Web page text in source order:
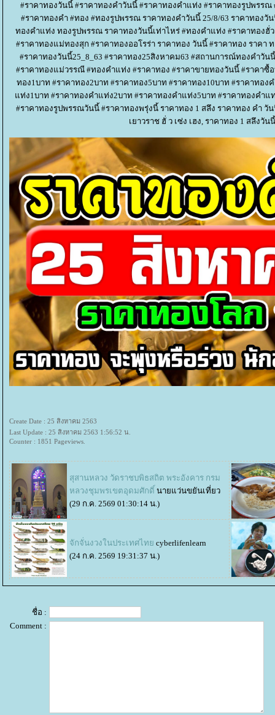
#ราคาทองวันนี้ #ราคาทองคำวันนี้ #ราคาทองคำแท่ง #ราคาทองรูปพรร
#ราคาทองคำ #ทอง #ทองรูปพรรณ ราคาทองคำวันนี้ 25/8/63 ราคาทองวั
ทองคำแท่ง ทองรูปพรรณ ราคาทองวันนี้เท่าไหร่ #ทองคำแท่ง #ราคาทองฮั่
#ราคาทองแม่ทองสุก #ราคาทองออโรร่า ราคาทอง วันนี้ #ราคาทอง ราคา
#ราคาทองวันนี้25_8_63 #ราคาทอง25สิงหาคม63 #สถานการณ์ทองคำวั
#ราคาทองแม่วรรณี #ทองคำแท่ง #ราคาทอง #ราคาขายทองวันนี้ #ราคาซื้
ทอง1บาท #ราคาทอง2บาท #ราคาทอง5บาท #ราคาทอง10บาท #ราคาทอ
ท่ง1บาท #ราคาทองคำแท่ง2บาท #ราคาทองคำแท่ง5บาท #ราคาทองคำแ
#ราคาทองรูปพรรณวันนี้ #ราคาทองพรุ่งนี้ ราคาทอง 1 สลึง ราคาทอง คํา วั
เยาวราช ฮั่ ว เซ่ง เฮง, ราคาทอง 1 สลึงวัน
Create Date : 25 สิงหาคม 2563
Last Update : 25 สิงหาคม 2563 1:56:52 น.
Counter : 1851 Pageviews.
สุสานหลวง วัดราชบพิธสถิต พระอังคาร กรม
หลวงชุมพรเขตอุดมศักดิ์ นายแว่นขยันเที่ยว
(29 ก.ค. 2569 01:30:14 น.)
จักจั่นงวงในประเทศไท cyberlifenlearn
(24 ก.ค. 2569 19:31:37 น.)
ชื่อ :
Comment :